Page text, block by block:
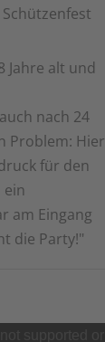
Schützenfest
Jahre alt und
nach 24
Problem: Hier
für den
ein
am Eingang
die Party!"